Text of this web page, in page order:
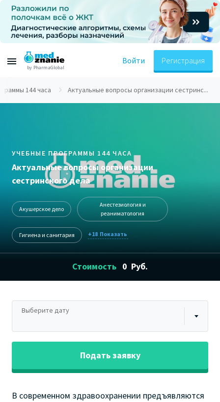
by PharmaGlobal
Войти Регистрация
144 часа Актуальные вопросы организации сестринс...
УЧЕБНЫЕ ПРОГРАММЫ 144 ЧАСА
Актуальные вопросы организации
сестринского дела
Акушерское дело
Анестезиология и
реаниматология
Гигиена и санитария +18
Стоимость 0 Руб.
Выберите дату
Подать заявку
В современном здравоохранении предъявляются